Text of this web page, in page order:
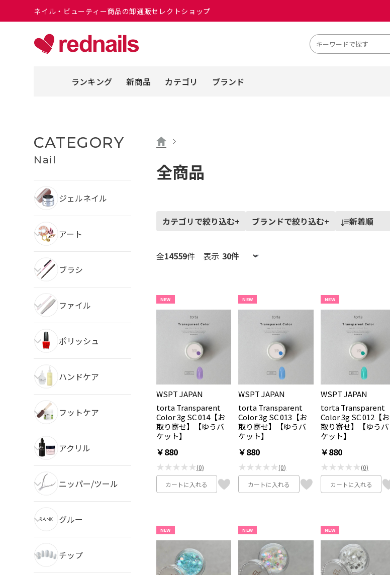
ネイル・ビューティー商品の卸通販セレクトショップ
ランキング 新商品 カテゴリ ブランド
CATEGORY
Nail
ジェルネイル
アート
ブラシ
ファイル
ポリッシュ
ハンドケア
フットケア
アクリル
ニッパー/ツール
グルー
チップ
全商品
カテゴリで絞り込む+ ブランドで絞り込む+ 新着順
全14559件表示
NEW
WSPT JAPAN
torta Transparent
Color 3g SC 014【お
取り寄せ】【ゆうパ
ケット】
￥880
★★★★★(0)
カートに入れる
NEW
WSPT JAPAN
torta Transparent
Color 3g SC 013【お
取り寄せ】【ゆうパ
ケット】
￥880
★★★★★(0)
カートに入れる
NEW
WSPT JAPAN
torta Transparent
Color 3g SC 012【お
取り寄せ】【ゆうパ
ケット】
￥880
★★★★★(0)
カートに入れる
NEW NEW NEW